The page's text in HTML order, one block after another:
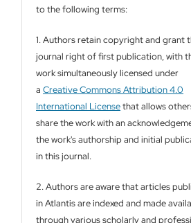
to the following terms:
1. Authors retain copyright and grant
journal right of first publication, with
work simultaneously licensed under
aCreative Commons Attribution 4.0
International Licensethat allows
share the work with an
the work's authorship and initial
in this journal.
2. Authors are aware that articles
in Atlantis are indexed and made
through various scholarly and